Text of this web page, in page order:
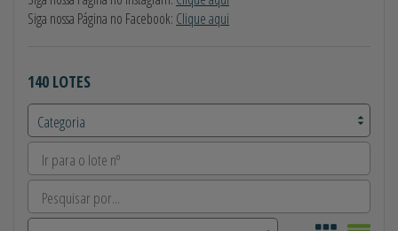
Siga nossa Página no Facebook: Clique aqui
140 LOTES